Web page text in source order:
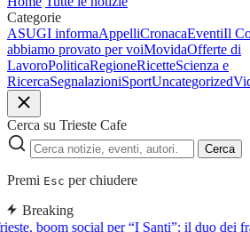
Categorie
ASUGI informaAppelliCronacaEventiIl
abbiamo provato per voiMovidaOfferte di
LavoroPoliticaRegioneRicetteScienza e
RicercaSegnalazioniSportUncategorized
Cerca su Trieste Cafe
Cerca
Premi Esc per chiudere
Breaking
boom social per “I Santi”: il duo dei